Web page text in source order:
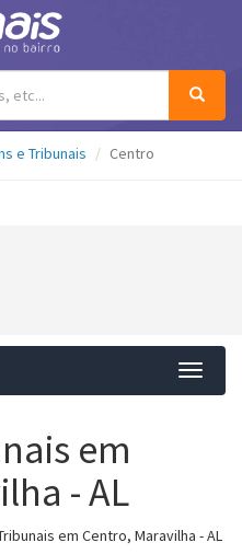
e Tribunais Centro
em
- AL
em Centro, Maravilha - AL